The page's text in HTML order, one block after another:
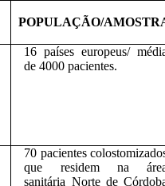
POPULAÇÃO/
16 países europeus/
de 4000 pacientes.
70 pacientes
que residem na
sanitária Norte de